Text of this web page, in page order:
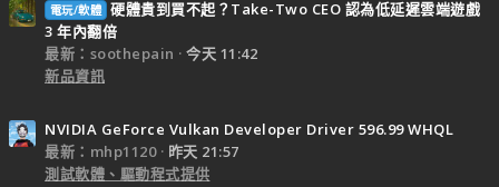
電玩/軟體 硬體貴到買不起？Take-Two CEO 認為低延遲雲端遊戲
3 年內翻倍
最新：soothepain
今天 11:42
新品資訊
NVIDIA GeForce Vulkan Developer Driver 596.99 WHQL
最新：mhp1120
昨天 21:57
測試軟體、驅動程式提供